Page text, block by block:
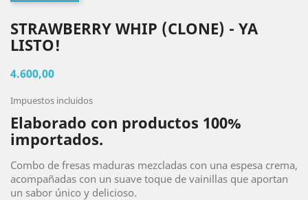
STRAWBERRY WHIP (CLONE) - YA
LISTO!
4.600,00
Impuestos incluidos
Elaborado con productos 100%
importados.
Combo de fresas maduras mezcladas con una espesa crema,
acompañadas con un suave toque de vainillas que aportan
un sabor único y delicioso.